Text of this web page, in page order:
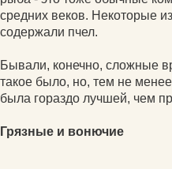
средних веков. Некоторые
содержали пчел.
Бывали, конечно, сложные
такое было, но, тем не
была гораздо лучшей, чем
Грязные и вонючие